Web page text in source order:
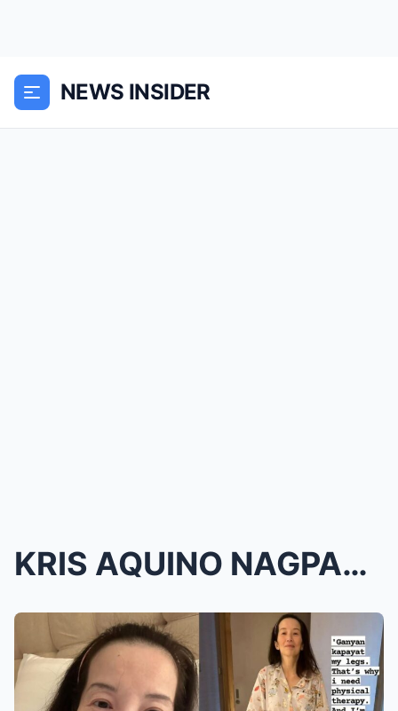
NEWS INSIDER
KRIS AQUINO NAGPAALAM NA SA LAHAT—BUONG PAMILYA NA...